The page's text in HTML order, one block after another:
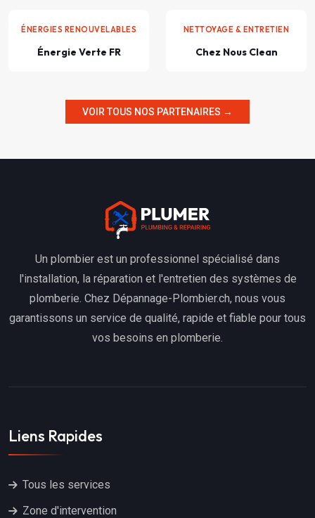
ÉNERGIES RENOUVELABLES
Énergie Verte FR
NETTOYAGE & ENTRETIEN
Chez Nous Clean
VOIR TOUS NOS PARTENAIRES →
Un plombier est un professionnel spécialisé dans
l'installation, la réparation et l'entretien des systèmes de
plomberie. Chez Dépannage-Plombier.ch, nous vous
garantissons un service de qualité, rapide et fiable pour tous
vos besoins en plomberie.
Liens Rapides
Tous les services
Zone d'intervention